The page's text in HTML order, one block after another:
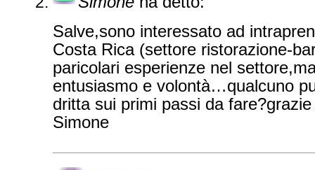
Salve,sono interessato ad
Costa Rica (settore ristorazione-
paricolari esperienze nel
entusiasmo e volontà…qualcuno
dritta sui primi passi da
Simone